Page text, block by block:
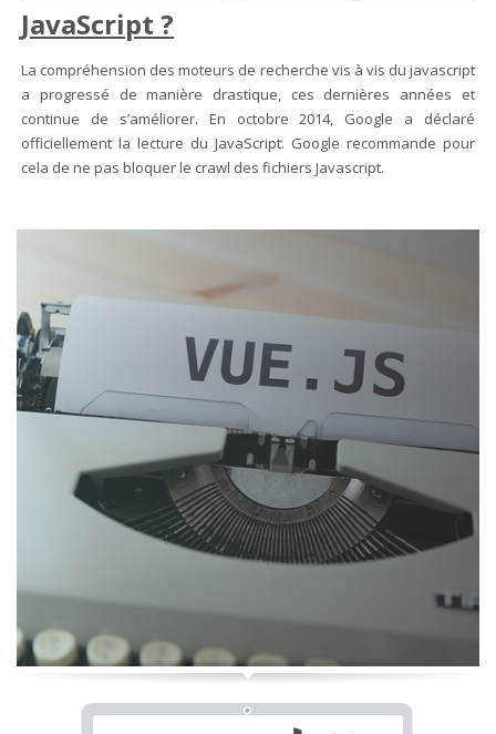
JavaScript ?
La compréhension des moteurs de recherche vis à vis du javascript
a progressé de manière drastique, ces dernières années et
continue de s’améliorer. En octobre 2014, Google a déclaré
officiellement la lecture du JavaScript. Google recommande pour
cela de ne pas bloquer le crawl des fichiers Javascript.